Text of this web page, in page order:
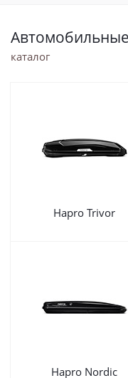
каталог
Hapro Trivor
Hapro Nordic